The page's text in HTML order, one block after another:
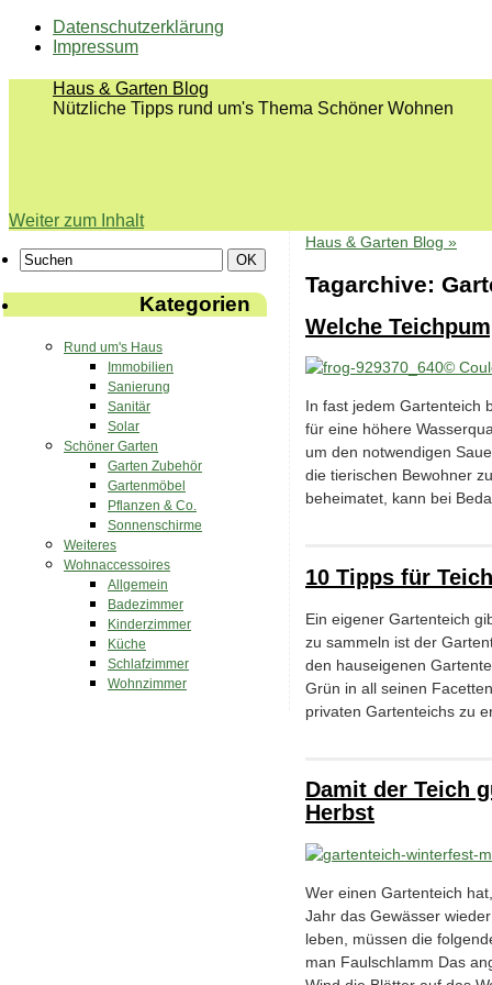
Datenschutzerklärung
Impressum
Haus & Garten Blog
Nützliche Tipps rund um's Thema Schöner Wohnen
Weiter zum Inhalt
Haus & Garten Blog »
Tagarchive:
Welche
In fast jedem Gartenteich
für eine höhere
um den notwendigen
die tierischen Bewohner
beheimatet, kann bei
10 Tipps für
Ein eigener Gartenteich
zu sammeln ist der
den hauseigenen
Grün in all seinen
privaten Gartenteichs zu
Damit der Teich
Herbst
Wer einen Gartenteich
Jahr das Gewässer
leben, müssen die
man Faulschlamm Das
Kategorien
Rund um's Haus
Immobilien
Sanierung
Sanitär
Solar
Schöner Garten
Garten Zubehör
Gartenmöbel
Pflanzen & Co.
Sonnenschirme
Weiteres
Wohnaccessoires
Allgemein
Badezimmer
Kinderzimmer
Küche
Schlafzimmer
Wohnzimmer